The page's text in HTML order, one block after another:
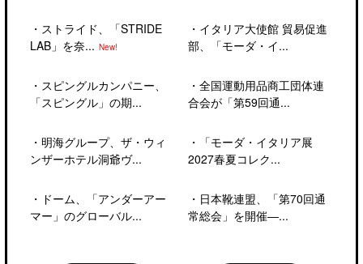
・ ストライド、「STRIDE
LAB」を奈... New!
・ スピングルカンパニー、
「スピングル」の期...
・ 明海グループ、ザ・ウィ
ンザーホテル洞爺ヴ...
・ ドーム、「アンダーアー
マー」のグローバル...
・ イタリア大使館 貿易促進
部、「モーダ・イ...
・ 全国運動用品商工団体連
合会が「第59回通...
・
「モーダ・イタリア展
2027春夏コレク...
・ 日本靴連盟、「第70回通
常総会」を開催―...